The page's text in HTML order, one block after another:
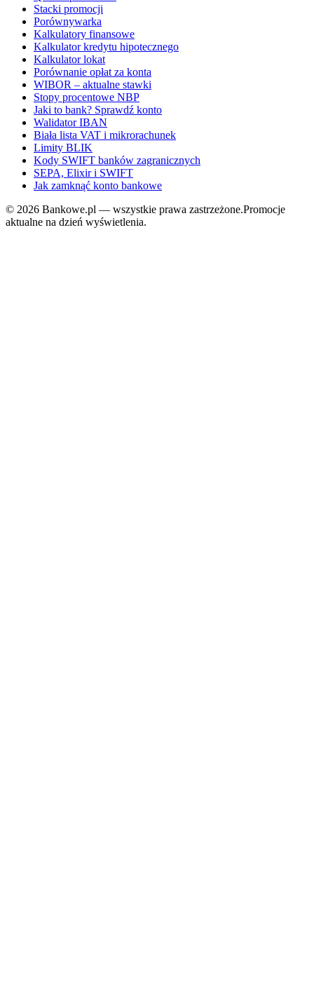
Stacki promocji
Porównywarka
Kalkulatory finansowe
Kalkulator kredytu hipotecznego
Kalkulator lokat
Porównanie opłat za konta
WIBOR – aktualne stawki
Stopy procentowe NBP
Jaki to bank? Sprawdź konto
Walidator IBAN
Biała lista VAT i mikrorachunek
Limity BLIK
Kody SWIFT banków zagranicznych
SEPA, Elixir i SWIFT
Jak zamknąć konto bankowe
© 2026 Bankowe.pl — wszystkie prawa zastrzeżone.Promocje
aktualne na dzień wyświetlenia.